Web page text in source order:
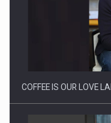
Webinar - Business
Investitii Digitalizare
COFFEE IS OUR LOVE